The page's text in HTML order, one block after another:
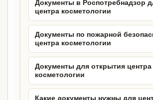
Документы в Роспотребнадзор
центра косметологии
Документы по пожарной
центра косметологии
Документы для открытия центра
косметологии
Какие документы нужны для